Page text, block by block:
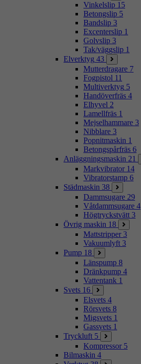
Vinkelslip 15
Betongslip 5
Bandslip 3
Excenterslip 1
Golvslip 3
Tak/väggslip 1
Elverktyg 43
Mutterdragare 7
Fogpistol 11
Multiverktyg 5
Handöverfräs 4
Elhyvel 2
Lamellfräs 1
Mejselhammare 3
Nibblare 3
Popnitmaskin 1
Betongspårfräs 6
Anläggningsmaskin 21
Markvibrator 14
Vibratorstamp 6
Städmaskin 38
Dammsugare 29
Våtdammsugare 4
Högtryckstvätt 3
Övrig maskin 18
Mattstripper 3
Vakuumlyft 3
Pump 18
Länspump 8
Dränkpump 4
Vattentank 1
Svets 16
Elsvets 4
Rörsvets 8
Migsvets 1
Gassvets 1
Tryckluft 5
Kompressor 5
Bilmaskin 4